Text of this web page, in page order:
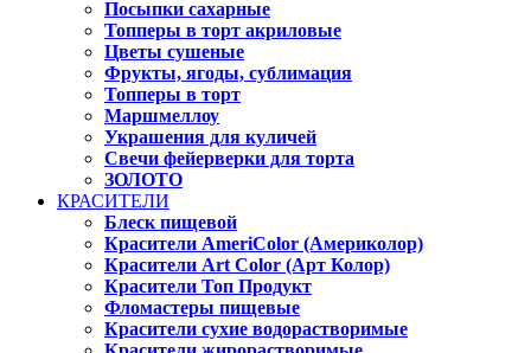
Посыпки сахарные
Топперы в торт акриловые
Цветы сушеные
Фрукты, ягоды, сублимация
Топперы в торт
Маршмеллоу
Украшения для куличей
Свечи фейерверки для торта
ЗОЛОТО
КРАСИТЕЛИ
Блеск пищевой
Красители AmeriColor (Америколор)
Красители Art Color (Арт Колор)
Красители Топ Продукт
Фломастеры пищевые
Красители сухие водорастворимые